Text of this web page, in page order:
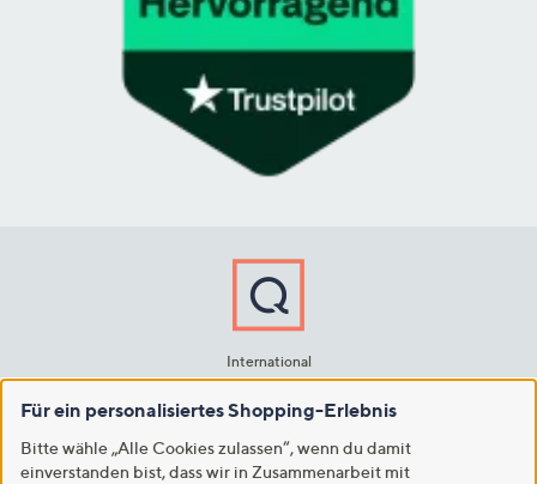
International
Copyright © 2001 - 2026 QVC Handel S.à r.l. & Co. KG
Für ein personalisiertes Shopping-Erlebnis
Bitte wähle „Alle Cookies zulassen“, wenn du damit
einverstanden bist, dass wir in Zusammenarbeit mit